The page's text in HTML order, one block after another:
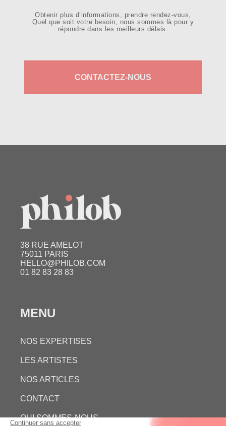
Obtenir plus d’informations, prendre rendez-vous,
Quel que soit votre besoin, nous sommes là pour y
répondre dans les meilleurs délais.
CONTACTEZ-NOUS
38 RUE AMELOT
75011 PARIS
HELLO@PHILOB.COM
01 82 83 28 83
MENU
NOS EXPERTISES
LES ARTISTES
NOS ARTICLES
CONTACT
QUI SOMMES-NOUS